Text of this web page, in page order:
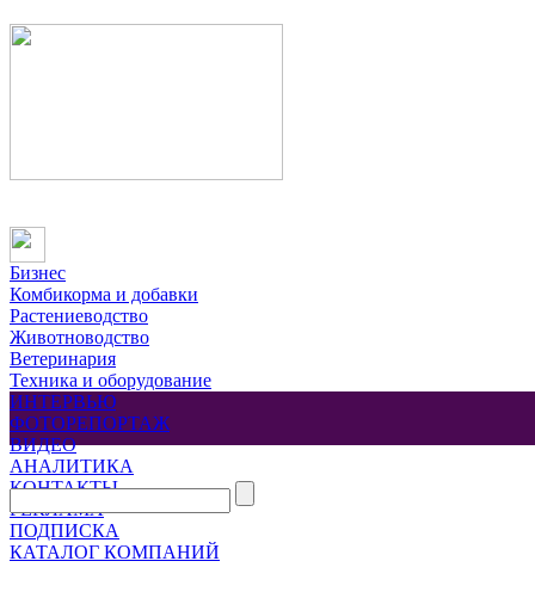
Бизнес
Комбикорма и добавки
Растениеводство
Животноводство
Ветеринария
Техника и оборудование
ИНТЕРВЬЮ
ФОТОРЕПОРТАЖ
ВИДЕО
АНАЛИТИКА
КОНТАКТЫ
РЕКЛАМА
ПОДПИСКА
КАТАЛОГ КОМПАНИЙ